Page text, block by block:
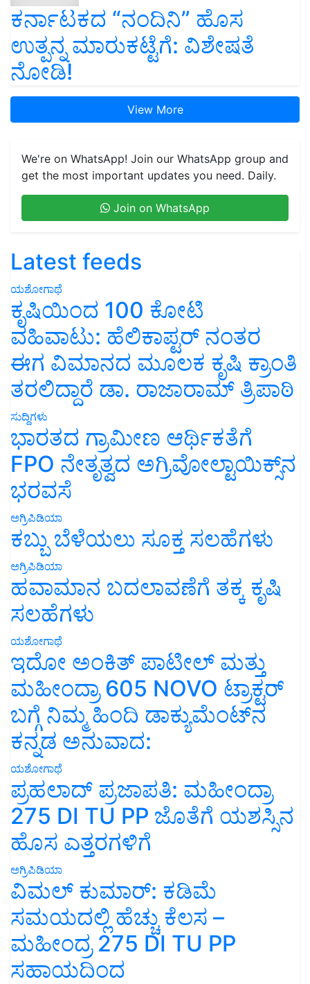
ಕರ್ನಾಟಕದ “ನಂದಿನಿ” ಹೊಸ
ಉತ್ಪನ್ನ ಮಾರುಕಟ್ಟೆಗೆ: ವಿಶೇಷತೆ
ನೋಡಿ!
View More
We're on WhatsApp! Join our WhatsApp group and
get the most important updates you need. Daily.
Join on WhatsApp
Latest feeds
ಯಶೋಗಾಥೆ
ಕೃಷಿಯಿಂದ 100 ಕೋಟಿ
ವಹಿವಾಟು: ಹೆಲಿಕಾಪ್ಟರ್ ನಂತರ
ಈಗ ವಿಮಾನದ ಮೂಲಕ ಕೃಷಿ ಕ್ರಾಂತಿ
ತರಲಿದ್ದಾರೆ ಡಾ. ರಾಜಾರಾಮ್ ತ್ರಿಪಾಠಿ
ಸುದ್ದಿಗಳು
ಭಾರತದ ಗ್ರಾಮೀಣ ಆರ್ಥಿಕತೆಗೆ
FPO ನೇತೃತ್ವದ ಅಗ್ರಿವೋಲ್ಟಾಯಿಕ್ಸ್‌ನ
ಭರವಸೆ
ಅಗ್ರಿಪಿಡಿಯಾ
ಕಬ್ಬು ಬೆಳೆಯಲು ಸೂಕ್ತ ಸಲಹೆಗಳು
ಅಗ್ರಿಪಿಡಿಯಾ
ಹವಾಮಾನ ಬದಲಾವಣೆಗೆ ತಕ್ಕ ಕೃಷಿ
ಸಲಹೆಗಳು
ಯಶೋಗಾಥೆ
ಇದೋ ಅಂಕಿತ್ ಪಾಟೀಲ್ ಮತ್ತು
ಮಹೀಂದ್ರಾ 605 NOVO ಟ್ರಾಕ್ಟರ್
ಬಗ್ಗೆ ನಿಮ್ಮ ಹಿಂದಿ ಡಾಕ್ಯುಮೆಂಟ್‌ನ
ಕನ್ನಡ ಅನುವಾದ:
ಯಶೋಗಾಥೆ
ಪ್ರಹಲಾದ್ ಪ್ರಜಾಪತಿ: ಮಹೀಂದ್ರಾ
275 DI TU PP ಜೊತೆಗೆ ಯಶಸ್ಸಿನ
ಹೊಸ ಎತ್ತರಗಳಿಗೆ
ಅಗ್ರಿಪಿಡಿಯಾ
ವಿಮಲ್ ಕುಮಾರ್: ಕಡಿಮೆ
ಸಮಯದಲ್ಲಿ ಹೆಚ್ಚು ಕೆಲಸ –
ಮಹೀಂದ್ರ 275 DI TU PP
ಸಹಾಯದಿಂದ